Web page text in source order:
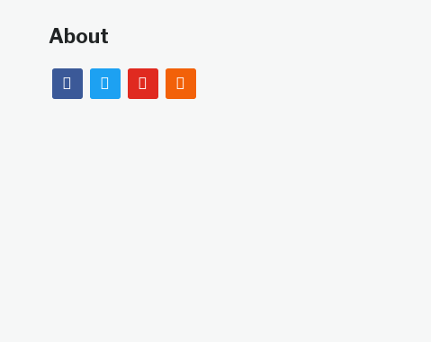
About
facebooktwitter youtube
rss